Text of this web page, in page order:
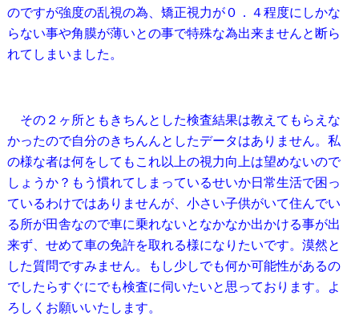
のですが強度の乱視の為、矯正視力が０．４程度にしかな
らない事や角膜が薄いとの事で特殊な為出来ませんと断ら
れてしまいました。
その２ヶ所ともきちんとした検査結果は教えてもらえな
かったので自分のきちんんとしたデータはありません。私
の様な者は何をしてもこれ以上の視力向上は望めないので
しょうか？もう慣れてしまっているせいか日常生活で困っ
ているわけではありませんが、小さい子供がいて住んでい
る所が田舎なので車に乗れないとなかなか出かける事が出
来ず、せめて車の免許を取れる様になりたいです。漠然と
した質問ですみません。もし少しでも何か可能性があるの
でしたらすぐにでも検査に伺いたいと思っております。よ
ろしくお願いいたします。